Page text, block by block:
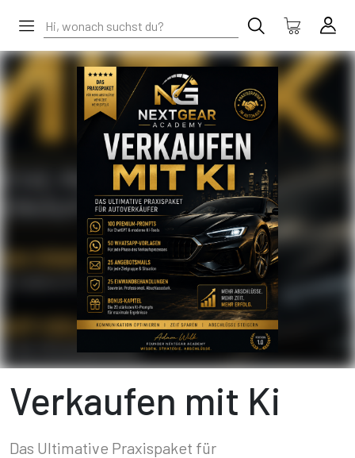
Verkaufen mit Ki
Das Ultimative Praxispaket für